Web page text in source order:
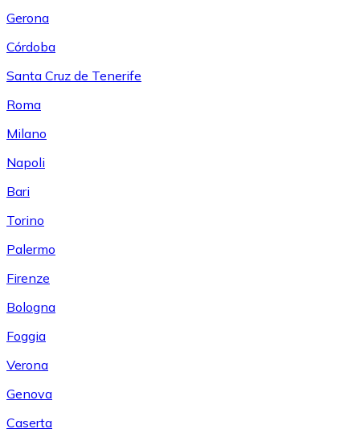
Gerona
Córdoba
Santa Cruz de Tenerife
Roma
Milano
Napoli
Bari
Torino
Palermo
Firenze
Bologna
Foggia
Verona
Genova
Caserta